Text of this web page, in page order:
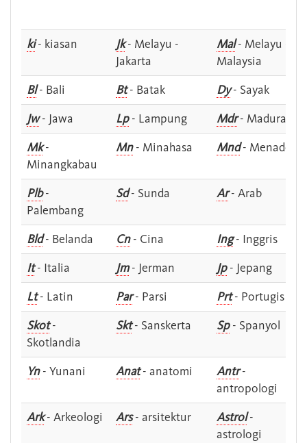
ki- kiasan Jk- Melayu -
Jakarta
Mal- Melayu -
Malaysia
Bl- Bali Bt- Batak Dy- Sayak
Jw- Jawa Lp- Lampung Mdr- Madura
Mk-
Minangkabau
Mn- Minahasa Mnd- Menado
Plb-
Palembang
Sd- Sunda Ar- Arab
Bld- Belanda Cn- Cina Ing- Inggris
It- Italia Jm- Jerman Jp- Jepang
Lt- Latin Par- Parsi Prt- Portugis
Skot-
Skotlandia
Skt- Sanskerta Sp- Spanyol
Yn- Yunani Anat- anatomi Antr-
antropologi
Ark- Arkeologi Ars- arsitektur Astrol-
astrologi